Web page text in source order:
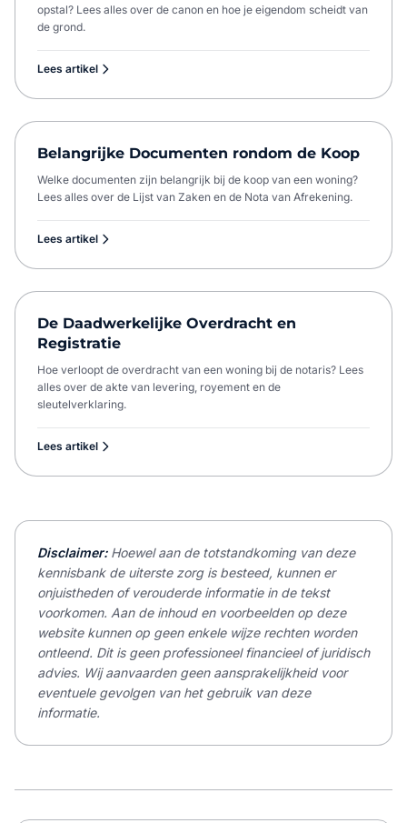
opstal? Lees alles over de canon en hoe je eigendom scheidt van
de grond.
Lees artikel
Belangrijke Documenten rondom de Koop
Welke documenten zijn belangrijk bij de koop van een woning?
Lees alles over de Lijst van Zaken en de Nota van Afrekening.
Lees artikel
De Daadwerkelijke Overdracht en
Registratie
Hoe verloopt de overdracht van een woning bij de notaris? Lees
alles over de akte van levering, royement en de
sleutelverklaring.
Lees artikel
Disclaimer:Hoewel aan de totstandkoming van deze
kennisbank de uiterste zorg is besteed, kunnen er
onjuistheden of verouderde informatie in de tekst
voorkomen. Aan de inhoud en voorbeelden op deze
website kunnen op geen enkele wijze rechten worden
ontleend. Dit is geen professioneel financieel of juridisch
advies. Wij aanvaarden geen aansprakelijkheid voor
eventuele gevolgen van het gebruik van deze
informatie.